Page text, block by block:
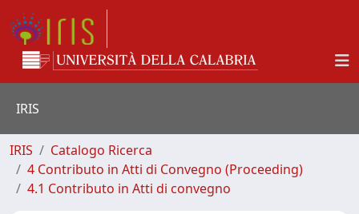
IRIS
IRIS
Catalogo Ricerca
4 Contributo in Atti di Convegno (Proceeding)
4.1 Contributo in Atti di convegno